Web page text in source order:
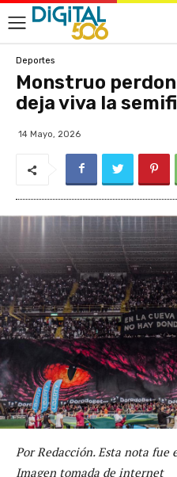
Deportes
Monstruo
deja viva la
14 Mayo, 2026
Por Redacción. Esta nota fue
Imagen tomada de internet